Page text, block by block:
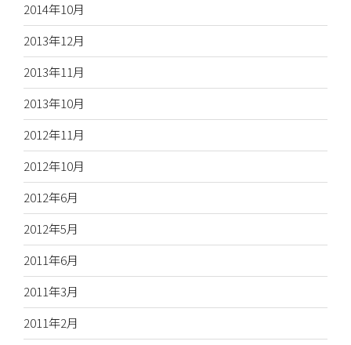
2014年10月
2013年12月
2013年11月
2013年10月
2012年11月
2012年10月
2012年6月
2012年5月
2011年6月
2011年3月
2011年2月